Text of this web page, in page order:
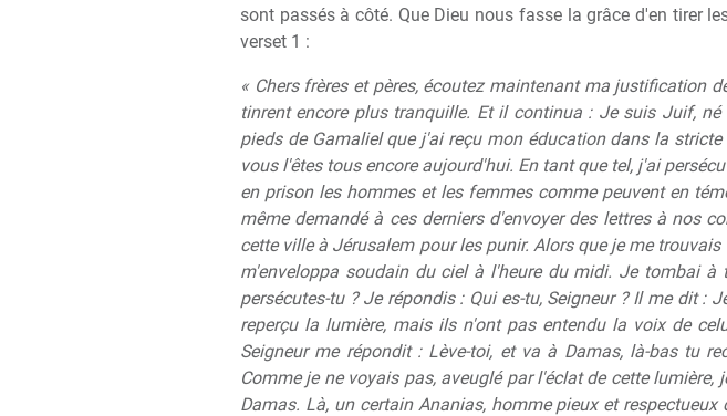
sont passés à côté. Que Dieu nous fasse la grâce d'en tirer
verset 1 :
« Chers frères et pères, écoutez maintenant ma justification
tinrent encore plus tranquille. Et il continua : Je suis Juif,
pieds de Gamaliel que j'ai reçu mon éducation dans la
vous l'êtes tous encore aujourd'hui. En tant que tel, j'ai
en prison les hommes et les femmes comme peuvent en
même demandé à ces derniers d'envoyer des lettres à nos
cette ville à Jérusalem pour les punir. Alors que je me
m'enveloppa soudain du ciel à l'heure du midi. Je tombai
persécutes-tu ? Je répondis : Qui es-tu, Seigneur ? Il me dit :
reperçu la lumière, mais ils n'ont pas entendu la voix de
Seigneur me répondit : Lève-toi, et va à Damas, là-bas tu
Comme je ne voyais pas, aveuglé par l'éclat de cette
Damas. Là, un certain Ananias, homme pieux et